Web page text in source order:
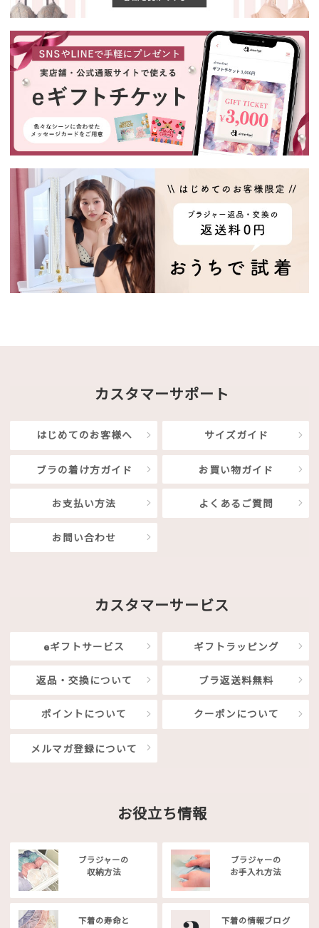
カスタマーサポート
はじめてのお客様へ サイズガイド
ブラの着け方ガイド お買い物ガイド
お支払い方法 よくあるご質問
お問い合わせ
カスタマーサービス
eギフトサービス ギフトラッピング
返品・交換について ブラ返送料無料
ポイントについて クーポンについて
メルマガ登録について
お役立ち情報
ブラジャーの
収納方法
ブラジャーの
お手入れ方法
下着の寿命と
下着の情報ブログ